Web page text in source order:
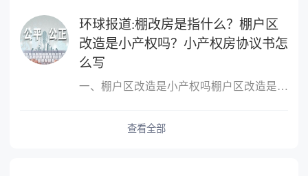
环球报道:棚改房是指什么？棚户区
改造是小产权吗？小产权房协议书怎
么写
一、棚户区改造是小产权吗棚户区改造是小产权的。非完全产权，是需
查看全部